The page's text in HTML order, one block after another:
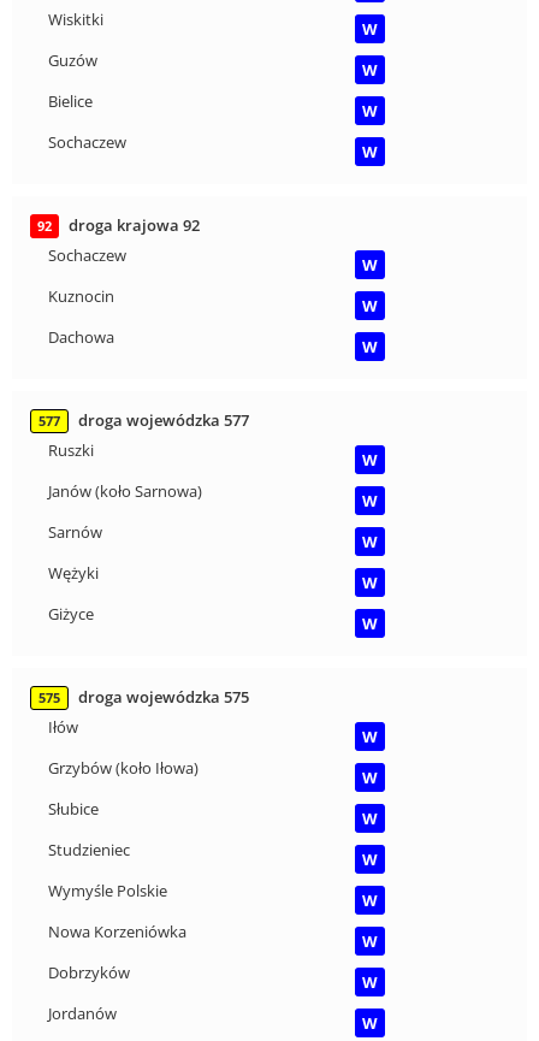
Wiskitki
W
Guzów
W
Bielice
W
Sochaczew
W
92
droga krajowa 92
Sochaczew
W
Kuznocin
W
Dachowa
W
577
droga wojewódzka 577
Ruszki
W
Janów (koło Sarnowa)
W
Sarnów
W
Wężyki
W
Giżyce
W
575
droga wojewódzka 575
Iłów
W
Grzybów (koło Iłowa)
W
Słubice
W
Studzieniec
W
Wymyśle Polskie
W
Nowa Korzeniówka
W
Dobrzyków
W
Jordanów
W